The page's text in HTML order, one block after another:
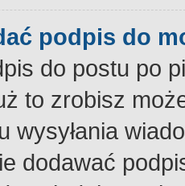
podpis do
do postu po
to zrobisz
wysyłania
dodawać